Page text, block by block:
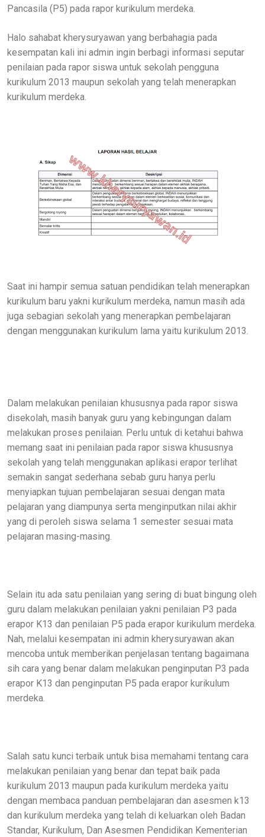
Pancasila (P5) pada rapor kurikulum merdeka.
Halo sahabat kherysuryawan yang berbahagia pada
kesempatan kali ini admin ingin berbagi informasi seputar
penilaian pada rapor siswa untuk sekolah pengguna
kurikulum 2013 maupun sekolah yang telah menerapkan
kurikulum merdeka.
Saat ini hampir semua satuan pendidikan telah menerapkan
kurikulum baru yakni kurikulum merdeka, namun masih ada
juga sebagian sekolah yang menerapkan pembelajaran
dengan menggunakan kurikulum lama yaitu kurikulum 2013.
Dalam melakukan penilaian khususnya pada rapor siswa
disekolah, masih banyak guru yang kebingungan dalam
melakukan proses penilaian. Perlu untuk di ketahui bahwa
memang saat ini penilaian pada rapor siswa khususnya
sekolah yang telah menggunakan aplikasi erapor terlihat
semakin sangat sederhana sebab guru hanya perlu
menyiapkan tujuan pembelajaran sesuai dengan mata
pelajaran yang diampunya serta menginputkan nilai akhir
yang di peroleh siswa selama 1 semester sesuai mata
pelajaran masing-masing.
Selain itu ada satu penilaian yang sering di buat bingung oleh
guru dalam melakukan penilaian yakni penilaian P3 pada
erapor K13 dan penilaian P5 pada erapor kurikulum merdeka.
Nah, melalui kesempatan ini admin kherysuryawan akan
mencoba untuk memberikan penjelasan tentang bagaimana
sih cara yang benar dalam melakukan penginputan P3 pada
erapor K13 dan penginputan P5 pada erapor kurikulum
merdeka.
Salah satu kunci terbaik untuk bisa memahami tentang cara
melakukan penilaian yang benar dan tepat baik pada
kurikulum 2013 maupun pada kurikulum merdeka yaitu
dengan membaca panduan pembelajaran dan asesmen k13
dan kurikulum merdeka yang telah di keluarkan oleh Badan
Standar, Kurikulum, Dan Asesmen Pendidikan Kementerian